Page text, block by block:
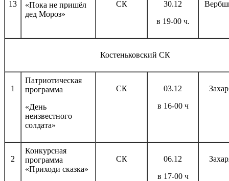
13
«Пока не пришёл
дед Мороз»
СК
30.12
в 19-00 ч.
Костеньковский СК
1
Патриотическая
программа
«День
неизвестного
солдата»
СК
03.12
в 16-00 ч
2
Конкурсная
программа
«Приходи сказка»
СК
06.12
в 17-00 ч